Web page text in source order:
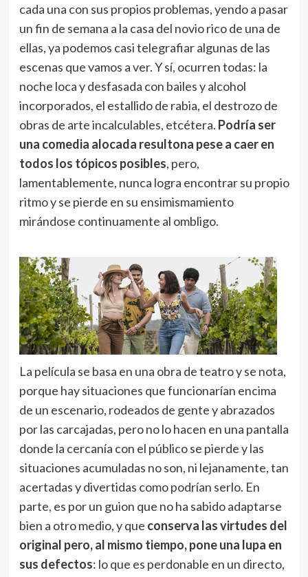
cada una con sus propios problemas, yendo a pasar
un fin de semana a la casa del novio rico de una de
ellas, ya podemos casi telegrafiar algunas de las
escenas que vamos a ver. Y sí, ocurren todas: la
noche loca y desfasada con bailes y alcohol
incorporados, el estallido de rabia, el destrozo de
obras de arte incalculables, etcétera. Podría ser
una comedia alocada resultona pese a caer en
todos los tópicos posibles, pero,
lamentablemente, nunca logra encontrar su propio
ritmo y se pierde en su ensimismamiento
mirándose continuamente al ombligo.
La película se basa en una obra de teatro y se nota,
porque hay situaciones que funcionarían encima
de un escenario, rodeados de gente y abrazados
por las carcajadas, pero no lo hacen en una pantalla
donde la cercanía con el público se pierde y las
situaciones acumuladas no son, ni lejanamente, tan
acertadas y divertidas como podrían serlo. En
parte, es por un guion que no ha sabido adaptarse
bien a otro medio, y que conserva las virtudes del
original pero, al mismo tiempo, pone una lupa en
sus defectos: lo que es perdonable en un directo,